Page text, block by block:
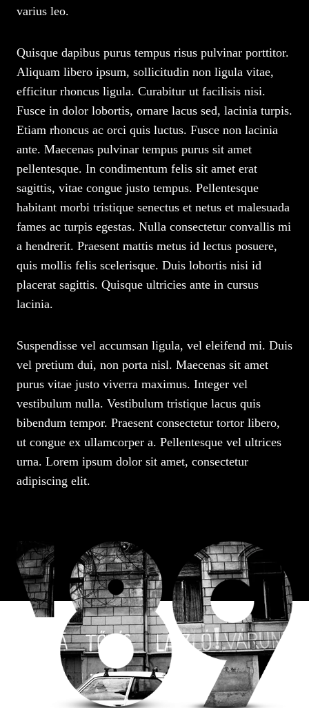
varius leo.
Quisque dapibus purus tempus risus pulvinar porttitor.
Aliquam libero ipsum, sollicitudin non ligula vitae,
efficitur rhoncus ligula. Curabitur ut facilisis nisi.
Fusce in dolor lobortis, ornare lacus sed, lacinia turpis.
Etiam rhoncus ac orci quis luctus. Fusce non lacinia
ante. Maecenas pulvinar tempus purus sit amet
pellentesque. In condimentum felis sit amet erat
sagittis, vitae congue justo tempus. Pellentesque
habitant morbi tristique senectus et netus et malesuada
fames ac turpis egestas. Nulla consectetur convallis mi
a hendrerit. Praesent mattis metus id lectus posuere,
quis mollis felis scelerisque. Duis lobortis nisi id
placerat sagittis. Quisque ultricies ante in cursus
lacinia.
Suspendisse vel accumsan ligula, vel eleifend mi. Duis
vel pretium dui, non porta nisl. Maecenas sit amet
purus vitae justo viverra maximus. Integer vel
vestibulum nulla. Vestibulum tristique lacus quis
bibendum tempor. Praesent consectetur tortor libero,
ut congue ex ullamcorper a. Pellentesque vel ultrices
urna. Lorem ipsum dolor sit amet, consectetur
adipiscing elit.